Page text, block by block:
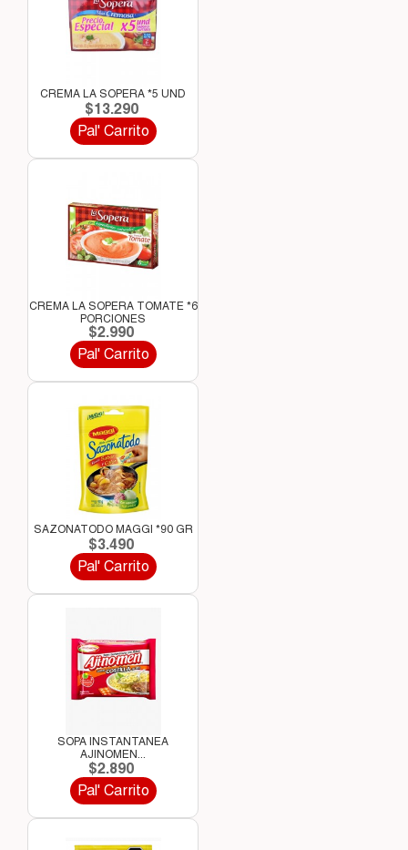
CREMA LA SOPERA *5 UND
$13.290
Pal' Carrito
CREMA LA SOPERA TOMATE *6
PORCIONES
$2.990
Pal' Carrito
SAZONATODO MAGGI *90 GR
$3.490
Pal' Carrito
SOPA INSTANTANEA
AJINOMEN...
$2.890
Pal' Carrito